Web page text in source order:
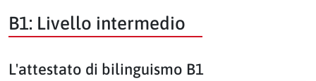
B1: Livello intermedio
L'attestato di bilinguismo B1